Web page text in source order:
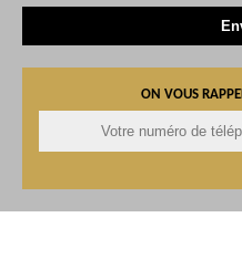
ON VOUS